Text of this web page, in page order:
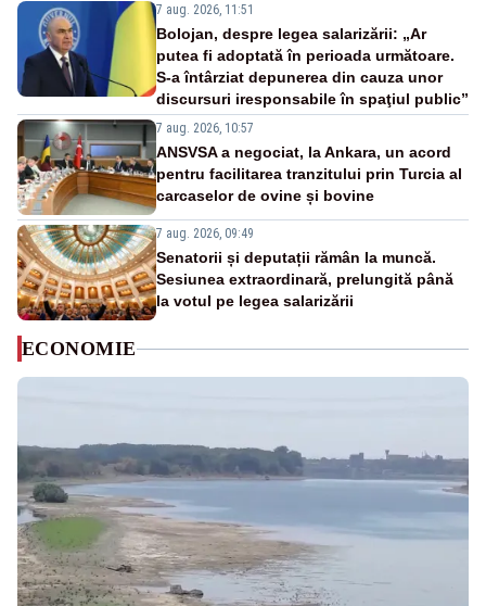
7 aug. 2026, 11:51
Bolojan, despre legea salarizării: „Ar
putea fi adoptată în perioada următoare.
S-a întârziat depunerea din cauza unor
discursuri iresponsabile în spaţiul public”
7 aug. 2026, 10:57
ANSVSA a negociat, la Ankara, un acord
pentru facilitarea tranzitului prin Turcia al
carcaselor de ovine și bovine
7 aug. 2026, 09:49
Senatorii și deputații rămân la muncă.
Sesiunea extraordinară, prelungită până
la votul pe legea salarizării
ECONOMIE